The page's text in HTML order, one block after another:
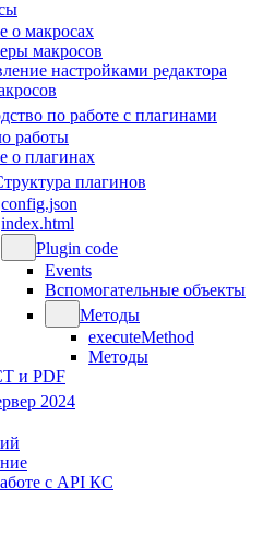
о макросах
макросов
настройками редактора
по работе с плагинами
работы
о плагинах
плагинов
config.json
index.html
Plugin code
Events
Вспомогательные объекты
Методы
executeMethod
Методы
и PDF
2024
с API КС